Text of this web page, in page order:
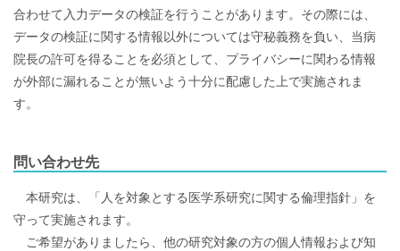
合わせて入力データの検証を行うことがあります。その際には、
データの検証に関する情報以外については守秘義務を負い、当病
院長の許可を得ることを必須として、プライバシーに関わる情報
が外部に漏れることが無いよう十分に配慮した上で実施されま
す。
問い合わせ先
本研究は、「人を対象とする医学系研究に関する倫理指針」を
守って実施されます。
ご希望がありましたら、他の研究対象の方の個人情報および知